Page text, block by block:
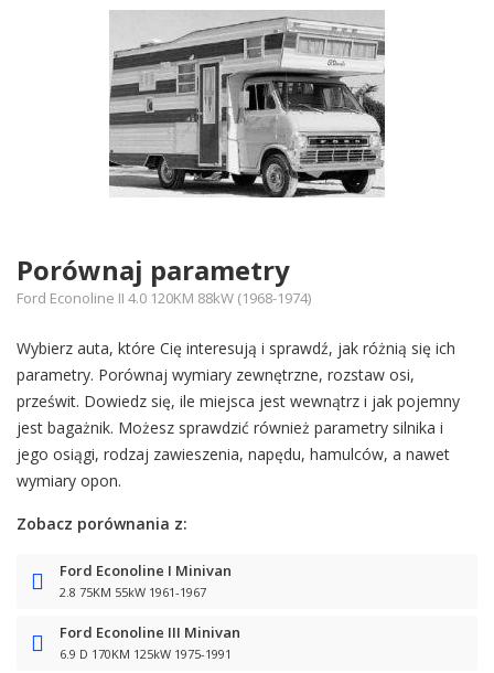
Porównaj parametry
Ford Econoline II 4.0 120KM 88kW (1968-1974)
Wybierz auta, które Cię interesują i sprawdź, jak różnią się ich
parametry. Porównaj wymiary zewnętrzne, rozstaw osi,
prześwit. Dowiedz się, ile miejsca jest wewnątrz i jak pojemny
jest bagażnik. Możesz sprawdzić również parametry silnika i
jego osiągi, rodzaj zawieszenia, napędu, hamulców, a nawet
wymiary opon.
Zobacz porównania z:
Ford Econoline I Minivan
2.8 75KM 55kW 1961-1967
Ford Econoline III Minivan
6.9 D 170KM 125kW 1975-1991